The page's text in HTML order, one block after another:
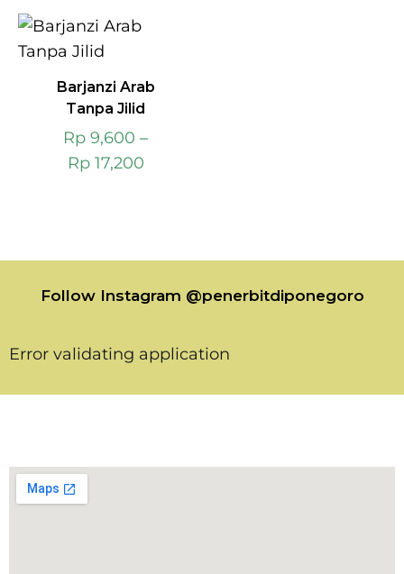
Barjanzi Arab
Tanpa Jilid
Rp 9,600 –
Rp17,200
Follow Instagram @penerbitdiponegoro
Error validating application